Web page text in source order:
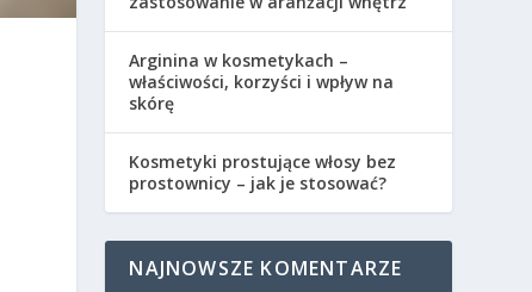
Arginina w kosmetykach –
właściwości, korzyści i wpływ na
skórę
Kosmetyki prostujące włosy bez
prostownicy – jak je stosować?
NAJNOWSZE KOMENTARZE